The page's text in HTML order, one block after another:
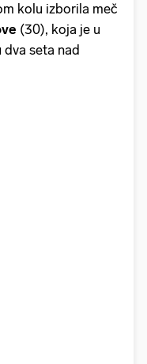
kolu izborila meč
(30), koja je u
seta nad